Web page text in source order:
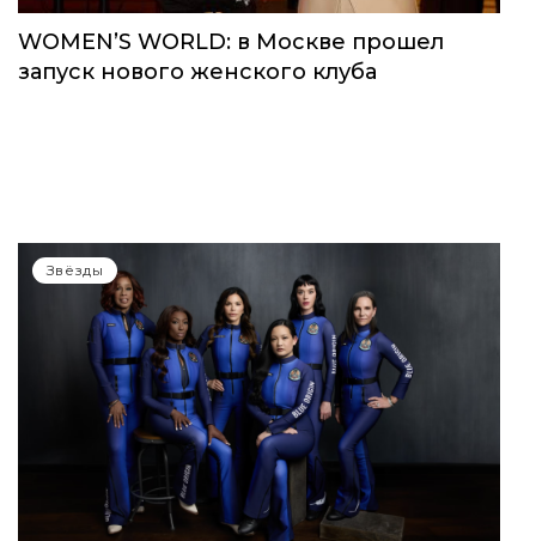
WOMEN’S WORLD: в Москве прошел
запуск нового женского клуба
Звёзды